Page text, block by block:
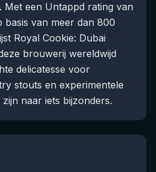
Met een Untappd rating van
van meer dan 800
Royal Cookie: Dubai
brouwerij wereldwijd
delicatesse voor
stouts en experimentele
naar iets bijzonders.